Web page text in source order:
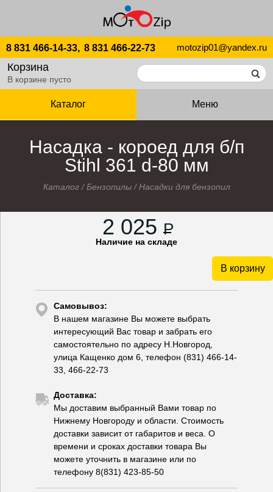
8 831 466-14-33, 8 831 466-22-73 motozip01@yandex.ru
Корзина
В корзине пусто
Каталог Меню
Насадка - короед для б/п
Stihl 361 d-80 мм
Каталог/Бензопилы/Насадки для бензопил
2 025 P
Наличие на складе
В корзину
Самовывоз:
В нашем магазине Вы можете выбрать
интересующий Вас товар и забрать его
самостоятельно по адресу Н.Новгород,
улица Кащенко дом 6, телефон (831) 466-14-
33, 466-22-73
Доставка:
Мы доставим выбранный Вами товар по
Нижнему Новгороду и области. Стоимость
доставки зависит от габаритов и веса. О
времени и сроках доставки товара Вы
можете уточнить в магазине или по
телефону 8(831) 423-85-50